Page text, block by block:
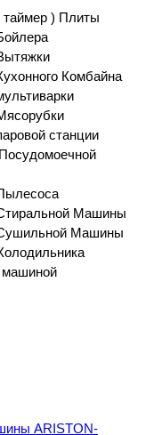
таймер ) Плиты
Комбайна
станции
Машины
Машины
машиной
ARISTON-